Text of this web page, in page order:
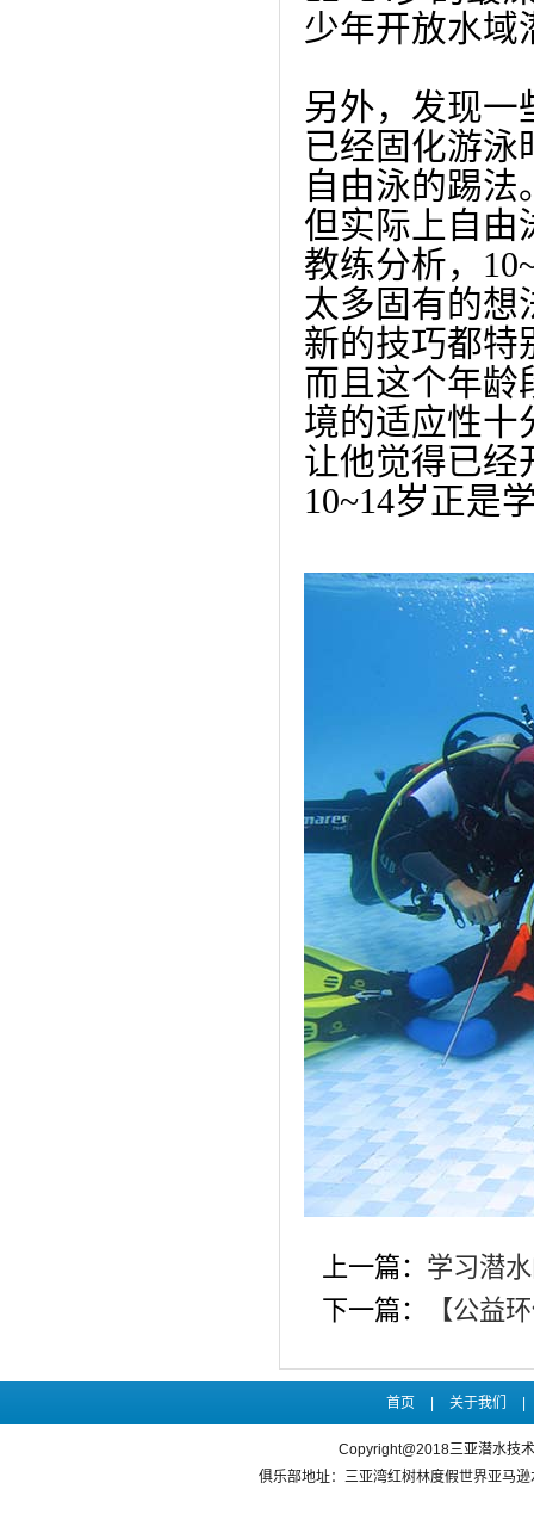
少年开放水域
另外，发现一
已经固化游泳
自由泳的踢法
但实际上自由
教练分析，
太多固有的想
新的技巧都特
而且这个年龄
境的适应性十
让他觉得已经
10~14岁正是
上一篇： 学习潜
下一篇：
【公益
首页 关于我们
Copyright@2018三亚潜水技
俱乐部地址：三亚湾红树林度假世界亚马